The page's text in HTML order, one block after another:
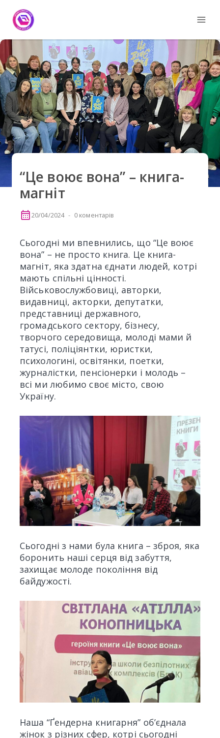
“Це воює вона” – книга-
магніт
20/04/2024 0 коментарів
Сьогодні ми впевнились, що “Це воює
вона” – не просто книга. Це книга-
магніт, яка здатна єднати людей, котрі
мають спільні цінності.
Військовослужбовиці, авторки,
видавниці, акторки, депутатки,
представниці державного,
громадського сектору, бізнесу,
творчого середовища, молоді мами й
татусі, поліціянтки, юристки,
психологині, освітянки, поетки,
журналістки, пенсіонерки і молодь –
всі ми любимо своє місто, свою
Україну.
Сьогодні з нами була книга – зброя, яка
боронить наші серця від забуття,
захищає молоде покоління від
байдужості.
Наша “Ґендерна книгарня” об’єднала
жінок з різних сфер, котрі сьогодні